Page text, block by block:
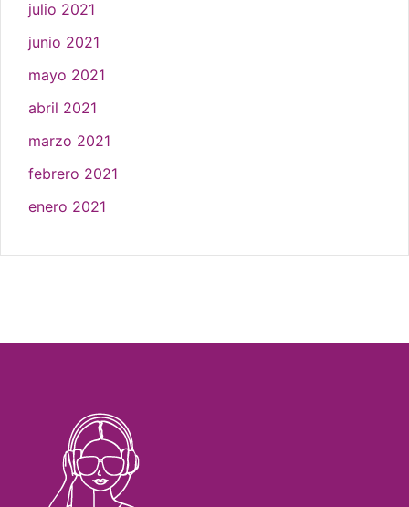
julio 2021
junio 2021
mayo 2021
abril 2021
marzo 2021
febrero 2021
enero 2021